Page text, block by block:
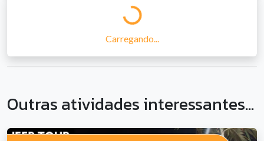
Carregando...
Outras atividades interessantes...